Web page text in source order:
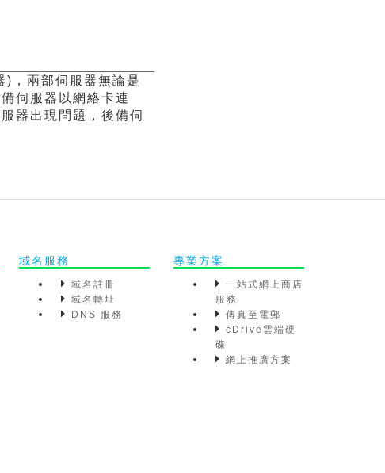
)，兩部伺服器無論是
伺服器以網絡卡連
器出現問題，後備伺
域名服務
域名註冊
域名轉址
DNS 服務
專業方案
一站式網上商店
服務
傳真至電郵
cDrive雲端硬
碟
網上推廣方案